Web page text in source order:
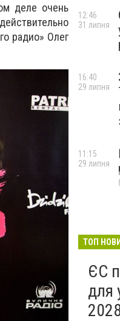
деле очень
радио» Олег
12:46
31 липня
16:40
29 липня
11:15
29 липня
ТОП
ЄС
для